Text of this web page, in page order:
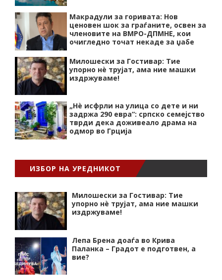
Макрадули за горивата: Нов
ценовен шок за граѓаните, освен за
членовите на ВМРО-ДПМНЕ, кои
очигледно точат некаде за џабе
Милошески за Гостивар: Тие
упорно нѐ трујат, ама ние машки
издржуваме!
„Нѐ исфрли на улица со дете и ни
задржа 290 евра“: српско семејство
тврди дека доживеало драма на
одмор во Грција
ИЗБОР НА УРЕДНИКОТ
Милошески за Гостивар: Тие
упорно нѐ трујат, ама ние машки
издржуваме!
Лепа Брена доаѓа во Крива
Паланка – Градот е подготвен, а
вие?